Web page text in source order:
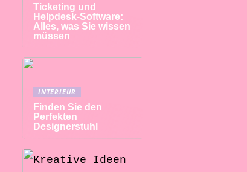
Ticketing und
Helpdesk-Software:
Alles, was Sie wissen
müssen
INTERIEUR
Finden Sie den
Perfekten
Designerstuhl